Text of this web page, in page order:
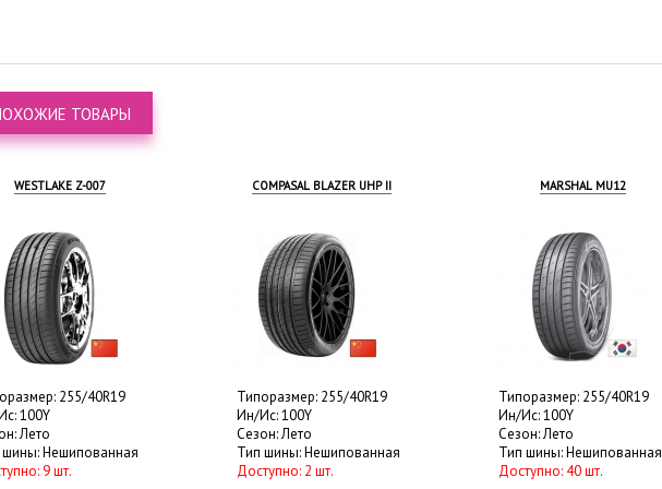
ТОВАРЫ
WESTLAKE Z-007
255/40R19
100Y
Лето
шины: Нешипованная
9 шт.
COMPASAL BLAZER UHP II
Типоразмер: 255/40R19
Ин/Ис: 100Y
Сезон: Лето
Тип шины: Нешипованная
Доступно: 2 шт.
MARSHAL MU12
Типоразмер: 255/40R19
Ин/Ис: 100Y
Сезон: Лето
Тип шины: Нешипованная
Доступно: 40 шт.